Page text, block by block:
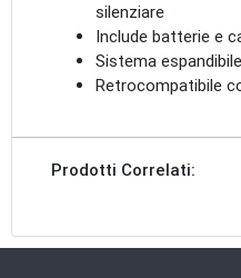
silenziare
Include batterie e
Sistema espandibile
Retrocompatibile
Prodotti Correlati: